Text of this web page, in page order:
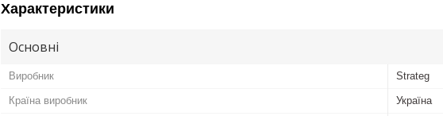
Характеристики
Основні
Виробник Strateg
Країна виробник Україна